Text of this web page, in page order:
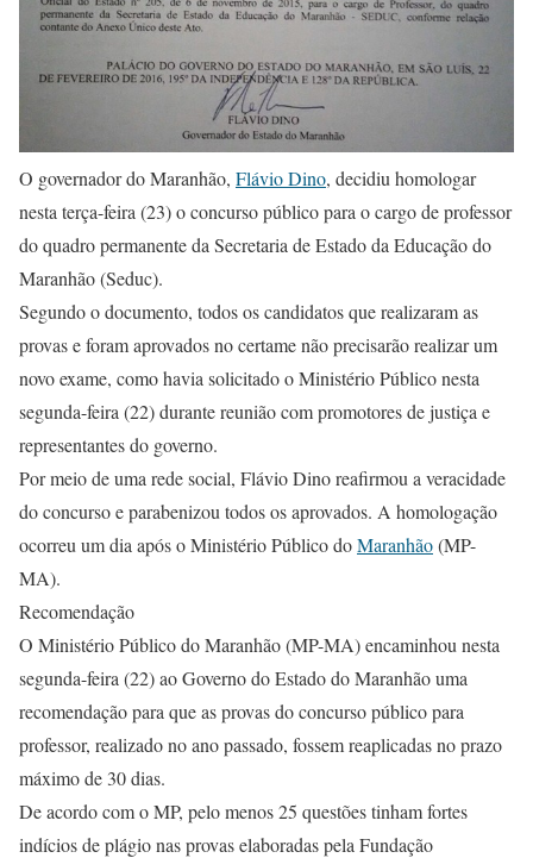
O governador do Maranhão, Flávio Dino, decidiu homologar
nesta terça-feira (23) o concurso público para o cargo de professor
do quadro permanente da Secretaria de Estado da Educação do
Maranhão (Seduc).
Segundo o documento, todos os candidatos que realizaram as
provas e foram aprovados no certame não precisarão realizar um
novo exame, como havia solicitado o Ministério Público nesta
segunda-feira (22) durante reunião com promotores de justiça e
representantes do governo.
Por meio de uma rede social, Flávio Dino reafirmou a veracidade
do concurso e parabenizou todos os aprovados. A homologação
ocorreu um dia após o Ministério Público doMaranhão(MP-
MA).
Recomendação
O Ministério Público do Maranhão (MP-MA) encaminhou nesta
segunda-feira (22) ao Governo do Estado do Maranhão uma
recomendação para que as provas do concurso público para
professor, realizado no ano passado, fossem reaplicadas no prazo
máximo de 30 dias.
De acordo com o MP, pelo menos 25 questões tinham fortes
indícios de plágio nas provas elaboradas pela Fundação